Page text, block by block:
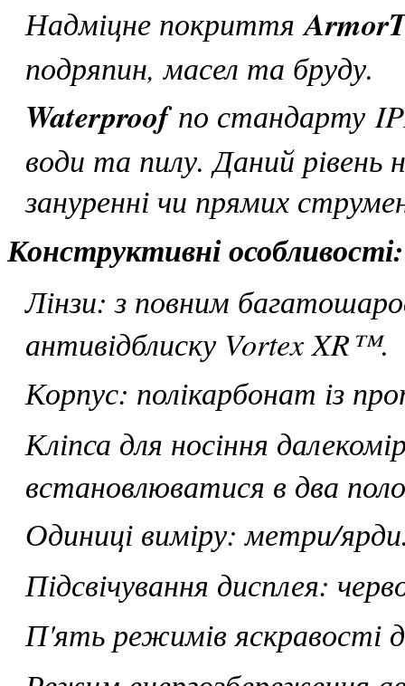
Надміцне покриття
подряпин, масел та бруду.
Waterproofпо стандарту
води та пилу. Даний
зануренні чи прямих
Конструктивні особливості:
Лінзи: з повним
антивідблиску Vortex XR™.
Корпус: полікарбонат із
Кліпса для носіння
встановлюватися в два
Одиниці виміру: метри/
Підсвічування дисплея:
П'ять режимів яскравості